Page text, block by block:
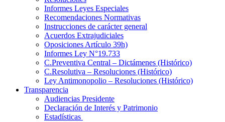
Informes Leyes Especiales
Recomendaciones Normativas
Instrucciones de carácter general
Acuerdos Extrajudiciales
Oposiciones Artículo 39h)
Informes Ley N°19.733
C.Preventiva Central – Dictámenes (Histórico)
C.Resolutiva – Resoluciones (Histórico)
Ley Antimonopolio – Resoluciones (Histórico)
Transparencia
Audiencias Presidente
Declaración de Interés y Patrimonio
Estadísticas